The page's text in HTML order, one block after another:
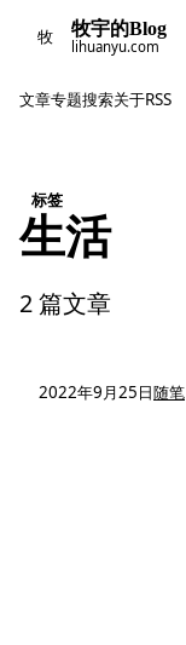
牧 牧宇的Blog
lihuanyu.com
文章专题搜索关于RSS
标签
生活
2 篇文章
2022年9月25日随笔